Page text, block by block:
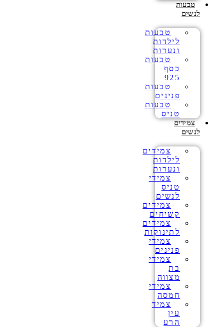
טבעות
לנשים
טבעות
לילדות
ונערות
טבעות
כסף
925
טבעות
פנינים
טבעות
טניס
צמידים
לנשים
צמידים
לילדות
ונערות
צמידי
טניס
לנשים
צמידים
קשיחים
צמידים
לתינוקות
צמידי
פנינים
צמידי
בת
מצווה
צמידי
חמסה
צמיד
עין
הרע